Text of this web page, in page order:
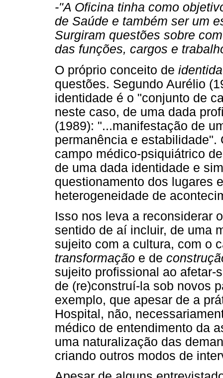
-"A Oficina tinha como
de Saúde e também ser um
Surgiram questões sobre
das funções, cargos e
O próprio conceito de
questões. Segundo Aurélio
identidade é o "conjunto de
neste caso, de uma dada
(1989): "...manifestação de
permanência e
campo médico-psiquiátrico
de uma dada identidade e
questionamento dos lugares
heterogeneidade de
Isso nos leva a reconsiderar
sentido de aí incluir, de uma
sujeito com a cultura, com o
transformação e de
sujeito profissional ao afetar-
de (re)construí-la sob novos
exemplo, que apesar de a
Hospital, não,
médico de entendimento da
uma naturalização das
criando outros modos de